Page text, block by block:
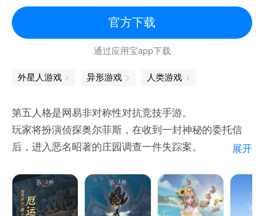
官方下载
通过应用宝app下载
外星人游戏 异形游戏 人类游戏
第五人格是网易非对称性对抗竞技手游。
玩家将扮演侦探奥尔菲斯，在收到一封神秘的委托信
后，进入恶名昭著的庄园调查一件失踪案。
绎法，对案情进行回顾。在案情回顾时，玩家可以选择
扮演监管者或逃生者，展开激烈的对抗。而在调查的过
展开